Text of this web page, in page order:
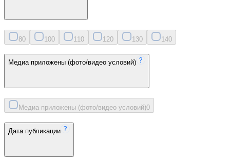
80 100 11 0 120 130 140
Медиа приложены (фото/видео условий)
Медиа приложены (фото/видео условий)0
Дата публикации